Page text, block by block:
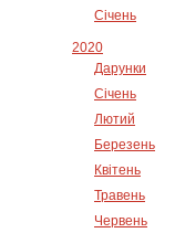
Січень
2020
Дарунки
Січень
Лютий
Березень
Квітень
Травень
Червень